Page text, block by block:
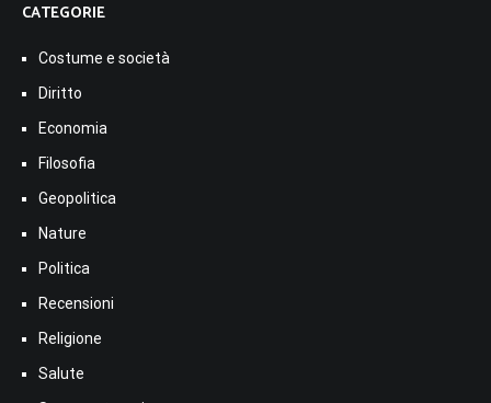
CATEGORIE
Costume e società
Diritto
Economia
Filosofia
Geopolitica
Nature
Politica
Recensioni
Religione
Salute